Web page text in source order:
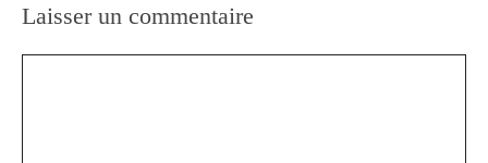
Laisser un commentaire